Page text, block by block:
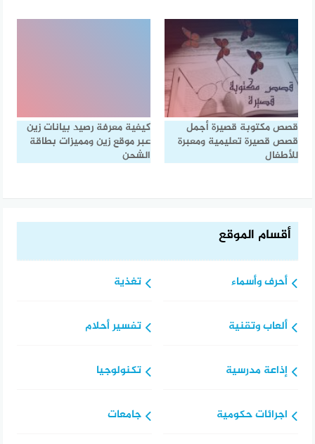
قصص مكتوبة قصيرة أجمل
قصص قصيرة تعليمية ومعبرة
للأطفال
كيفية معرفة رصيد بيانات زين
عبر موقع زين ومميزات بطاقة
الشحن
أقسام الموقع
أحرف وأسماء
ألعاب وتقنية
إذاعة مدرسية
اجرائات حكومية
تغذية
تفسير أحلام
تكنولوجيا
جامعات